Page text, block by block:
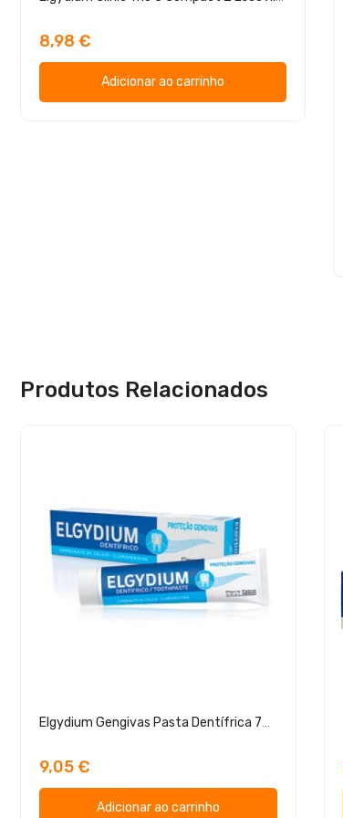
8,98 €
Adicionar ao carrinho
Produtos Relacionados
Elgydium Gengivas Pasta Dentífrica 75ml
9,05 €
Adicionar ao carrinho